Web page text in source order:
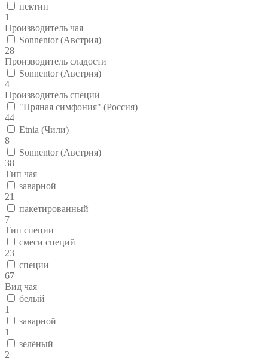
пектин
1
Производитель чая
Sonnentor (Австрия)
28
Производитель сладости
Sonnentor (Австрия)
4
Производитель специи
"Пряная симфония" (Россия)
44
Etnia (Чили)
8
Sonnentor (Австрия)
38
Тип чая
заварной
21
пакетированный
7
Тип специи
смеси специй
23
специи
67
Вид чая
белый
1
заварной
1
зелёный
2